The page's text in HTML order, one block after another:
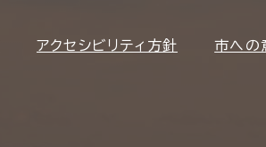
アクセシビリティ方針 市への